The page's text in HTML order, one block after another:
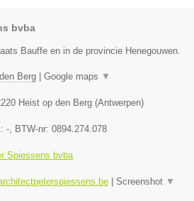
bvba
Bauffe en in de provincie Henegouwen.
Berg Google maps ▼
Heist op den Berg (Antwerpen)
-, BTW-nr: 0894.274.078
Spiessens bvba
Screenshot ▼